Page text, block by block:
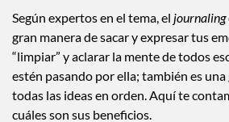
Según expertos en el tema, el journaling
gran manera de sacar y expresar tus
“limpiar” y aclarar la mente de todos
estén pasando por ella; también es
todas las ideas en orden. Aquí te
cuáles son sus beneficios.